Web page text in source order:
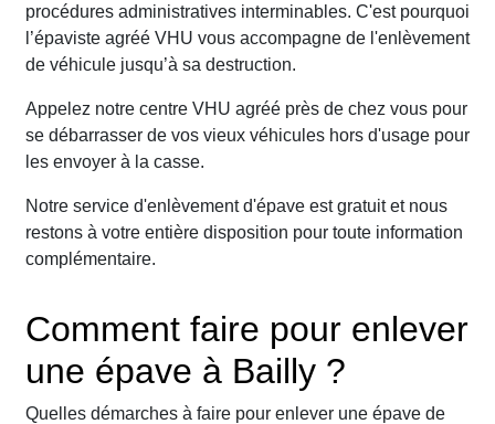
procédures administratives interminables. C'est pourquoi
l’épaviste agréé VHU vous accompagne de l'enlèvement
de véhicule jusqu’à sa destruction.
Appelez notre centre VHU agréé près de chez vous pour
se débarrasser de vos vieux véhicules hors d'usage pour
les envoyer à la casse.
Notre service d'enlèvement d'épave est gratuit et nous
restons à votre entière disposition pour toute information
complémentaire.
Comment faire pour enlever
une épave à Bailly ?
Quelles démarches à faire pour enlever une épave de